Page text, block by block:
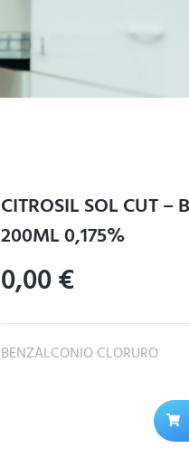
CITROSIL SOL CUT –
200ML 0,175%
0,00€
BENZALCONIO CLORURO